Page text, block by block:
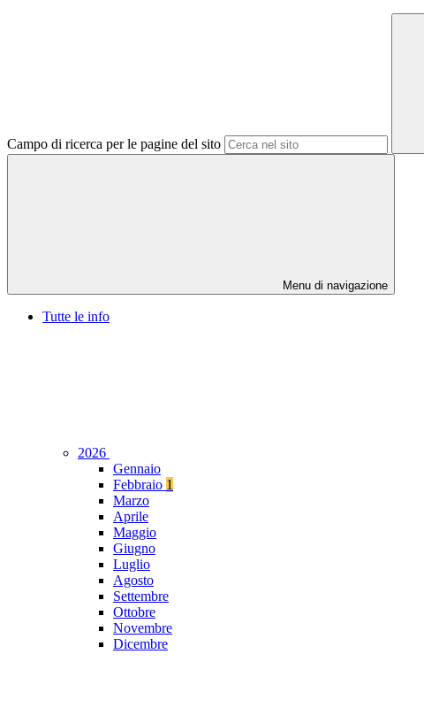
Campo di ricerca per le pagine del sito
Menu di navigazione
Tutte le info
2026
Gennaio
Febbraio 1
Marzo
Aprile
Maggio
Giugno
Luglio
Agosto
Settembre
Ottobre
Novembre
Dicembre